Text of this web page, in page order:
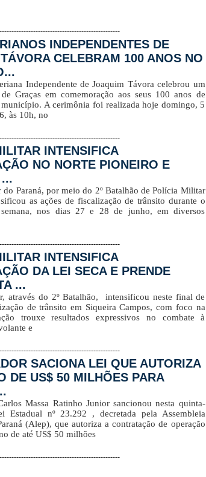
INDEPENDENTES DE
CELEBRAM 100 ANOS NO
Independente de Joaquim Távora celebrou um
Graças em comemoração aos seus 100 anos de
A cerimônia foi realizada hoje domingo, 5
às 10h, no
INTENSIFICA
NO NORTE PIONEIRO E
Paraná, por meio do 2º Batalhão de Polícia Militar
as ações de fiscalização de trânsito durante o
nos dias 27 e 28 de junho, em diversos
INTENSIFICA
DA LEI SECA E PRENDE
...
através do 2º Batalhão, intensificou neste final de
de trânsito em Siqueira Campos, com foco na
trouxe resultados expressivos no combate à
e
SACIONA LEI QUE AUTORIZA
DE US$ 50 MILHÕES PARA
Massa Ratinho Junior sancionou nesta quinta-
Estadual nº 23.292 , decretada pela Assembleia
(Alep), que autoriza a contratação de operação
de até US$ 50 milhões